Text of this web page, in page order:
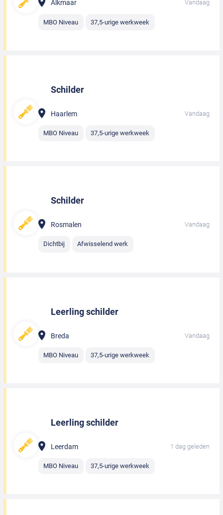
Over Onspagina.
Alkmaar Vandaag
MBO Niveau 37,5-urige werkweek
Schilder
Haarlem Vandaag
MBO Niveau 37,5-urige werkweek
Schilder
Rosmalen Vandaag
Dichtbij Afwisselend werk
Leerling schilder
Breda Vandaag
MBO Niveau 37,5-urige werkweek
Leerling schilder
Leerdam 1 dag geleden
MBO Niveau 37,5-urige werkweek